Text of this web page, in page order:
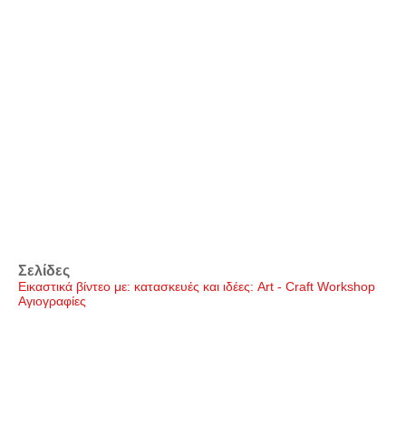
Σελίδες
Εικαστικά βίντεο με: κατασκευές και ιδέες: Art - Craft Workshop
Αγιογραφίες